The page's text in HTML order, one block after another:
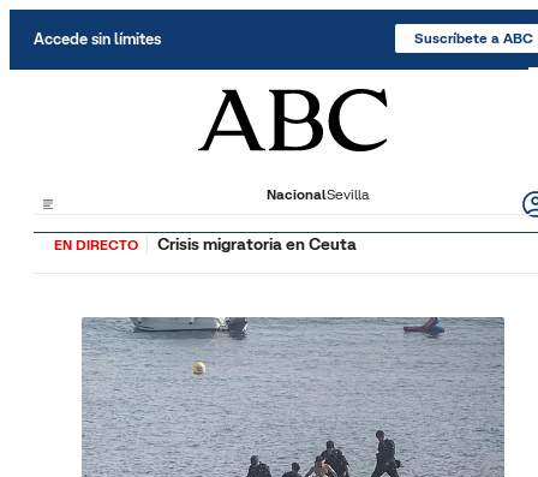
Accede sin límites Suscríbete a ABC
NacionalSevilla
EN DIRECTO Crisis migratoria en Ceuta